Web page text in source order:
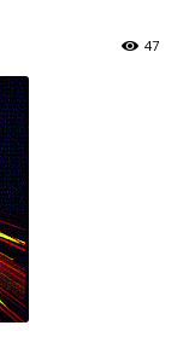
47